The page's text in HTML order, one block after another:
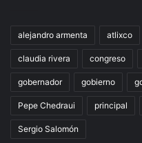
alejandro armenta atlixco
claudia rivera congreso
gobernador gobierno
Pepe Chedraui principal
Sergio Salomón